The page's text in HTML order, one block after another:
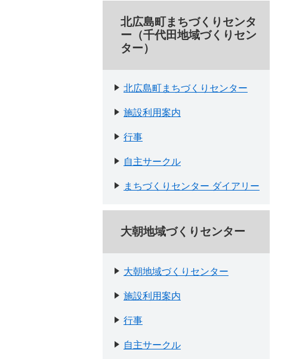
北広島町まちづくりセンタ
ー（千代田地域づくりセン
ター）
北広島町まちづくりセンター
施設利用案内
行事
自主サークル
まちづくりセンター ダイアリー
大朝地域づくりセンター
大朝地域づくりセンター
施設利用案内
行事
自主サークル